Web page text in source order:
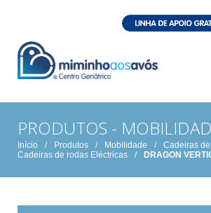
PRODUTOS -
Início / Produtos / Mobilidade / Cadeiras
Cadeiras de rodas Eléctricas
/ DRAGON